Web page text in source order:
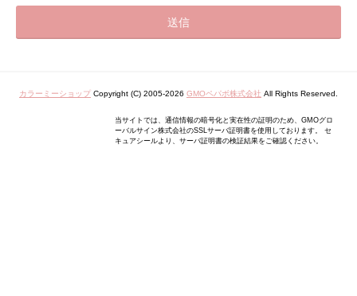
カラーミーショップ Copyright (C) 2005-2026 GMOペパボ株式会社 All Rights Reserved.
当サイトでは、通信情報の暗号化と実在性の証明のため、GMOグロ
ーバルサイン株式会社のSSLサーバ証明書を使用しております。 セ
キュアシールより、サーバ証明書の検証結果をご確認ください。